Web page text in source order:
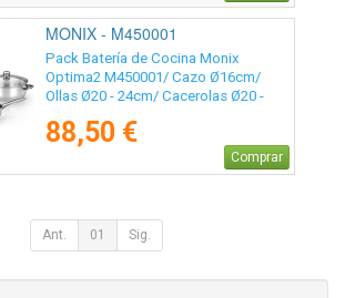
MONIX - M450001
Pack Batería de Cocina Monix
Optima2 M450001/ Cazo Ø16cm/
Ollas Ø20 - 24cm/ Cacerolas Ø20 -
Inducción
88,50 €
Comprar
Ant. 01 Sig.